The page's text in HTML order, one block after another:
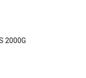
2000G